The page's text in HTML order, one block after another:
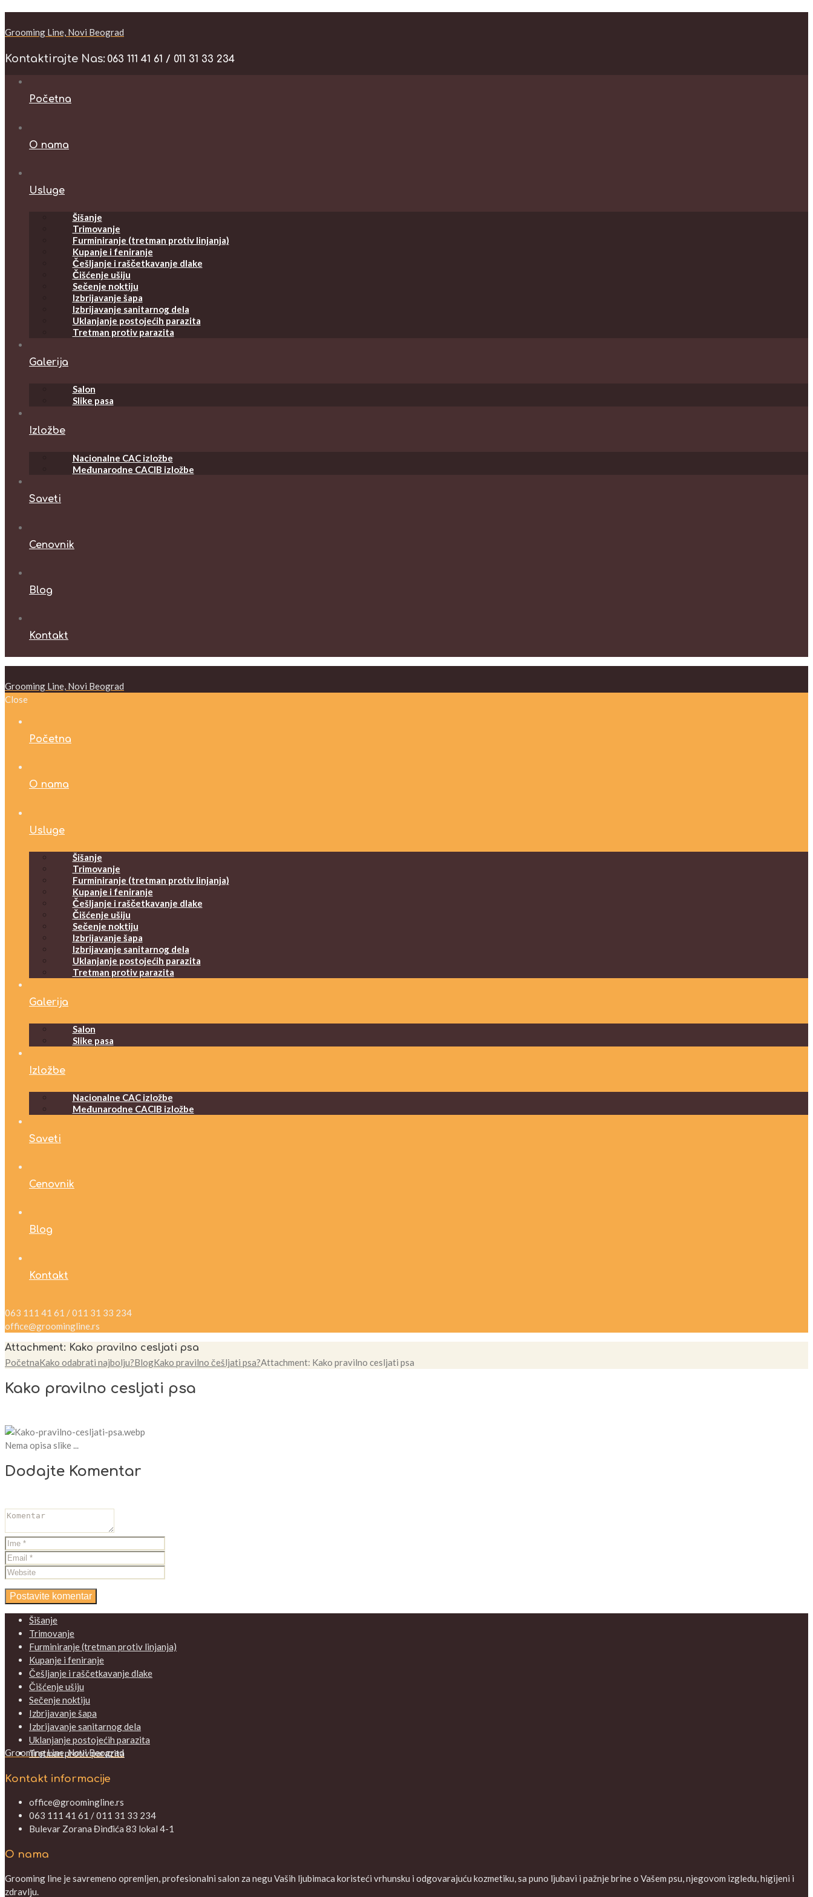
Grooming Line, Novi Beograd
Kontaktirajte Nas: 063 111 41 61 / 011 31 33 234
Početna
O nama
Usluge
Šišanje
Trimovanje
Furminiranje (tretman protiv linjanja)
Kupanje i feniranje
Češljanje i raščetkavanje dlake
Čišćenje ušiju
Sečenje noktiju
Izbrijavanje šapa
Izbrijavanje sanitarnog dela
Uklanjanje postojećih parazita
Tretman protiv parazita
Galerija
Salon
Slike pasa
Izložbe
Nacionalne CAC izložbe
Međunarodne CACIB izložbe
Saveti
Cenovnik
Blog
Kontakt
Grooming Line, Novi Beograd
Close
Početna
O nama
Usluge
Šišanje
Trimovanje
Furminiranje (tretman protiv linjanja)
Kupanje i feniranje
Češljanje i raščetkavanje dlake
Čišćenje ušiju
Sečenje noktiju
Izbrijavanje šapa
Izbrijavanje sanitarnog dela
Uklanjanje postojećih parazita
Tretman protiv parazita
Galerija
Salon
Slike pasa
Izložbe
Nacionalne CAC izložbe
Međunarodne CACIB izložbe
Saveti
Cenovnik
Blog
Kontakt
063 111 41 61 / 011 31 33 234
office@groomingline.rs
Attachment: Kako pravilno cesljati psa
PočetnaKako odabrati najbolju?BlogKako pravilno češljati psa?Attachment: Kako pravilno cesljati psa
Kako pravilno cesljati psa
Nema opisa slike ...
Dodajte Komentar
Šišanje
Trimovanje
Furminiranje (tretman protiv linjanja)
Kupanje i feniranje
Češljanje i raščetkavanje dlake
Čišćenje ušiju
Sečenje noktiju
Izbrijavanje šapa
Izbrijavanje sanitarnog dela
Uklanjanje postojećih parazita
Tretman protiv parazita
Grooming Line, Novi Beograd
Kontakt informacije
office@groomingline.rs
063 111 41 61 / 011 31 33 234
Bulevar Zorana Đinđića 83 lokal 4-1
O nama
Grooming line je savremeno opremljen, profesionalni salon za negu Vaših ljubimaca koristeći vrhunsku i odgovarajuću kozmetiku, sa puno ljubavi i pažnje brine o Vašem psu, njegovom izgledu, higijeni i
zdravlju.